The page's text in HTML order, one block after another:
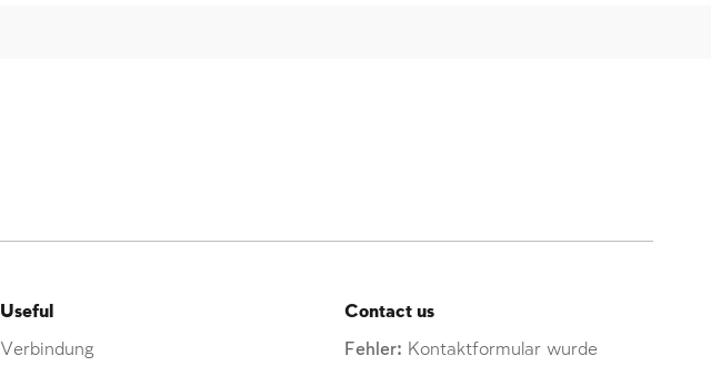
Contact us
Fehler: Kontaktformular wurde
Useful
Verbindung